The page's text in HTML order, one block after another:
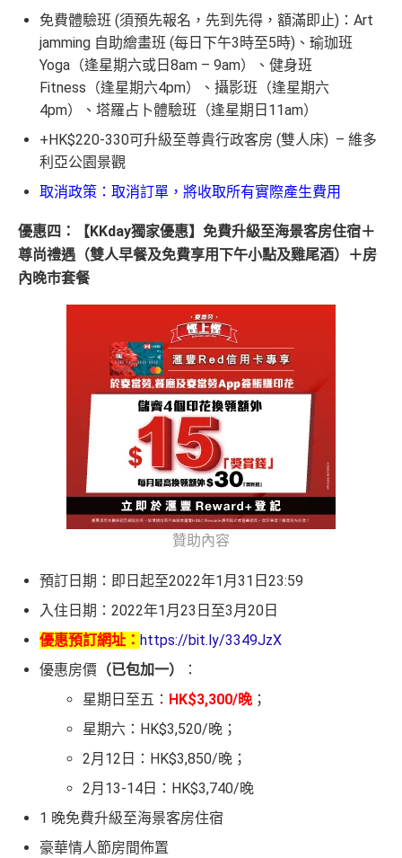
免費體驗班 (須預先報名，先到先得，額滿即止)：Art
jamming 自助繪畫班 (每日下午3時至5時)、瑜珈班
Yoga（逢星期六或日8am – 9am）、健身班
Fitness（逢星期六4pm）、攝影班（逢星期六
4pm）、塔羅占卜體驗班（逢星期日11am）
+HK$220-330可升級至尊貴行政客房 (雙人床) – 維多
利亞公園景觀
取消政策：取消訂單，將收取所有實際產生費用
優惠四：【KKday獨家優惠】免費升級至海景客房住宿＋
尊尚禮遇（雙人早餐及免費享用下午小點及雞尾酒）＋房
內晚市套餐
贊助內容
預訂日期：即日起至2022年1月31日23:59
入住日期：2022年1月23日至3月20日
優惠預訂網址： https://bit.ly/3349JzX
優惠房價 （已包加一）
：
星期日至五： HK$3,300/晚 ；
星期六：HK$3,520/晚；
2月12日：HK$3,850/晚；
2月13-14日：HK$3,740/晚
1 晚免費升級至海景客房住宿
豪華情人節房間佈置